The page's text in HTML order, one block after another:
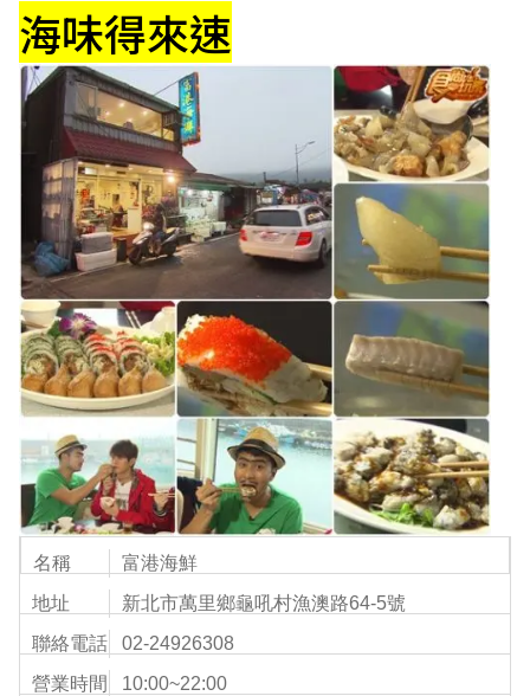
海味得來速
名稱
富港海鮮
地址
新北市萬里鄉龜吼村漁澳路64-5號
聯絡電話
02-24926308
營業時間
10:00~22:00